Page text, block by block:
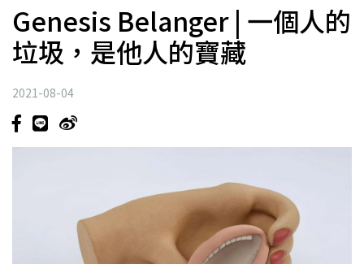
Genesis Belanger | 一個人的
垃圾，是他人的寶藏
2021-08-04